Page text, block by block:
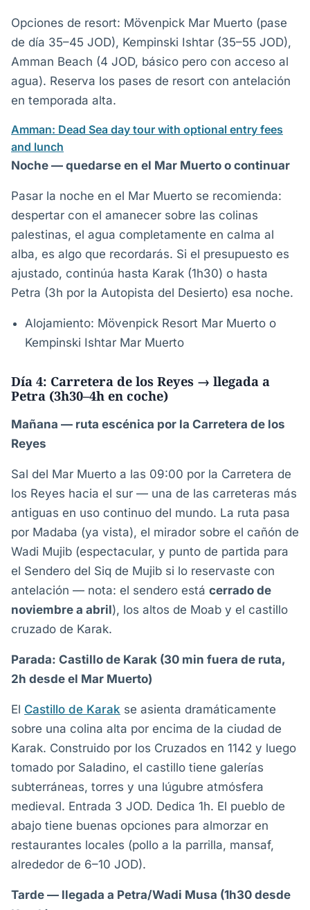
Opciones de resort: Mövenpick Mar Muerto (pase
de día 35–45 JOD), Kempinski Ishtar (35–55 JOD),
Amman Beach (4 JOD, básico pero con acceso al
agua). Reserva los pases de resort con antelación
en temporada alta.
Amman: Dead Sea day tour with optional entry fees
and lunch
Noche — quedarse en el Mar Muerto o continuar
Pasar la noche en el Mar Muerto se recomienda:
despertar con el amanecer sobre las colinas
palestinas, el agua completamente en calma al
alba, es algo que recordarás. Si el presupuesto es
ajustado, continúa hasta Karak (1h30) o hasta
Petra (3h por la Autopista del Desierto) esa noche.
Alojamiento: Mövenpick Resort Mar Muerto o
Kempinski Ishtar Mar Muerto
Día 4: Carretera de los Reyes → llegada a
Petra (3h30–4h en coche)
Mañana — ruta escénica por la Carretera de los
Reyes
Sal del Mar Muerto a las 09:00 por la Carretera de
los Reyes hacia el sur — una de las carreteras más
antiguas en uso continuo del mundo. La ruta pasa
por Madaba (ya vista), el mirador sobre el cañón de
Wadi Mujib (espectacular, y punto de partida para
el Sendero del Siq de Mujib si lo reservaste con
antelación — nota: el sendero está cerrado de
noviembre a abril), los altos de Moab y el castillo
cruzado de Karak.
Parada: Castillo de Karak (30 min fuera de ruta,
2h desde el Mar Muerto)
El Castillo de Karak se asienta dramáticamente
sobre una colina alta por encima de la ciudad de
Karak. Construido por los Cruzados en 1142 y luego
tomado por Saladino, el castillo tiene galerías
subterráneas, torres y una lúgubre atmósfera
medieval. Entrada 3 JOD. Dedica 1h. El pueblo de
abajo tiene buenas opciones para almorzar en
restaurantes locales (pollo a la parrilla, mansaf,
alrededor de 6–10 JOD).
Tarde — llegada a Petra/Wadi Musa (1h30 desde